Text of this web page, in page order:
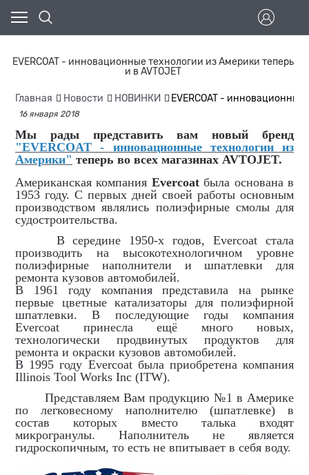
EVERCOAT - инновационные технологии из Америки теперь
и в AVTOJET
Главная Новости НОВИНКИ EVERCOAT - инновационные
16 января 2018
Мы рады представить вам новый бренд
"EVERCOAT - инновационные технологии из
Америки" теперь во всех магазинах AVTOJET.
Американская компания Evercoatбыла основана в
1953 году. С первых дней своей работы основным
производством являлись полиэфирные смолы для
судостроительства.
В середине 1950-х годов, Evercoat стала
производить на высокотехнологичном уровне
полиэфирные наполнители и шпатлевки для
ремонта кузовов автомобилей.
В 1961 году компания представила на рынке
первые цветные катализаторы для полиэфирной
шпатлевки. В последующие годы компания
Evercoat принесла ещё много новых,
технологически продвинутых продуктов для
ремонта и окраски кузовов автомобилей.
В 1995 году Evercoat была приобретена компания
Illinois Tool Works Inc (ITW).
Представляем Вам продукцию №1 в Америке
по легковесному наполнителю (шпатлевке) в
состав которых вместо талька входят
микрогранулы. Наполнитель не является
гидроскопичным, то есть не впитывает в себя воду.